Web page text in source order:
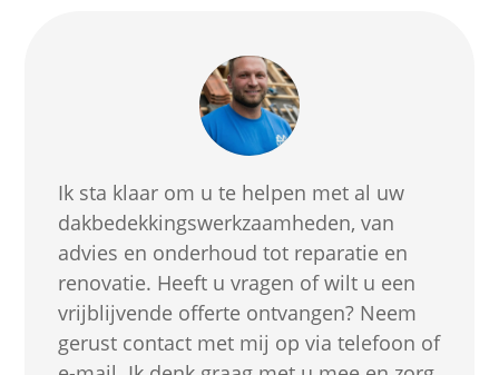
Ik sta klaar om u te helpen met al uw
dakbedekkingswerkzaamheden, van
advies en onderhoud tot reparatie en
renovatie. Heeft u vragen of wilt u een
vrijblijvende offerte ontvangen? Neem
gerust contact met mij op via telefoon of